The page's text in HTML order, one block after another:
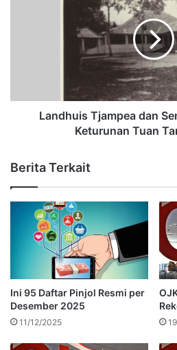
Landhuis Tjampea dan
Keturunan Tuan
Berita Terkait
Ini 95 Daftar Pinjol Resmi per
Desember 2025
11/12/2025